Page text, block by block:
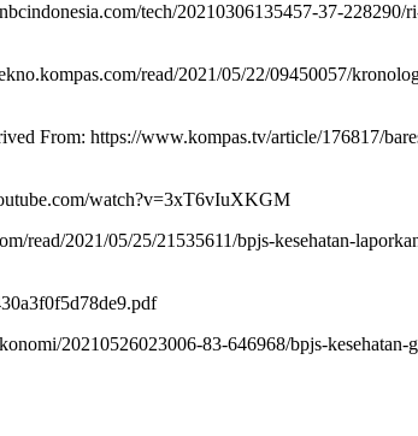
tech/20210306135457-37-228290/
read/2021/05/22/09450057/
From: https://www.kompas.tv/article/176817/
watch?v=3xT6vIuXKGM
read/2021/05/25/21535611/bpjs-kesehatan-
20210526023006-83-646968/bpjs-kesehatan-